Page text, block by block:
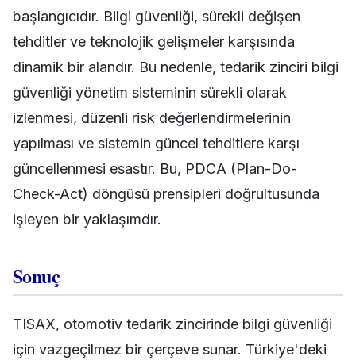
başlangıcıdır. Bilgi güvenliği, sürekli değişen
tehditler ve teknolojik gelişmeler karşısında
dinamik bir alandır. Bu nedenle, tedarik zinciri bilgi
güvenliği yönetim sisteminin sürekli olarak
izlenmesi, düzenli risk değerlendirmelerinin
yapılması ve sistemin güncel tehditlere karşı
güncellenmesi esastır. Bu, PDCA (Plan-Do-
Check-Act) döngüsü prensipleri doğrultusunda
işleyen bir yaklaşımdır.
Sonuç
TISAX, otomotiv tedarik zincirinde bilgi güvenliği
için vazgeçilmez bir çerçeve sunar. Türkiye'deki